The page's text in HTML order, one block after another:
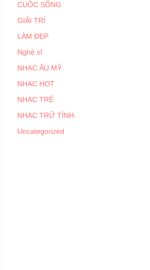
CUỘC SỐNG
GIẢI TRÍ
LÀM ĐẸP
Nghệ sĩ
NHẠC ÂU MỸ
NHẠC HOT
NHẠC TRẺ
NHẠC TRỮ TÌNH
Uncategorized